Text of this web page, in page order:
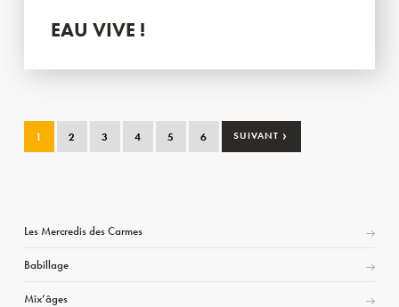
EAU VIVE !
1 2 3 4 5 6 SUIVANT ›
Les Mercredis des Carmes
Babillage
Mix’âges